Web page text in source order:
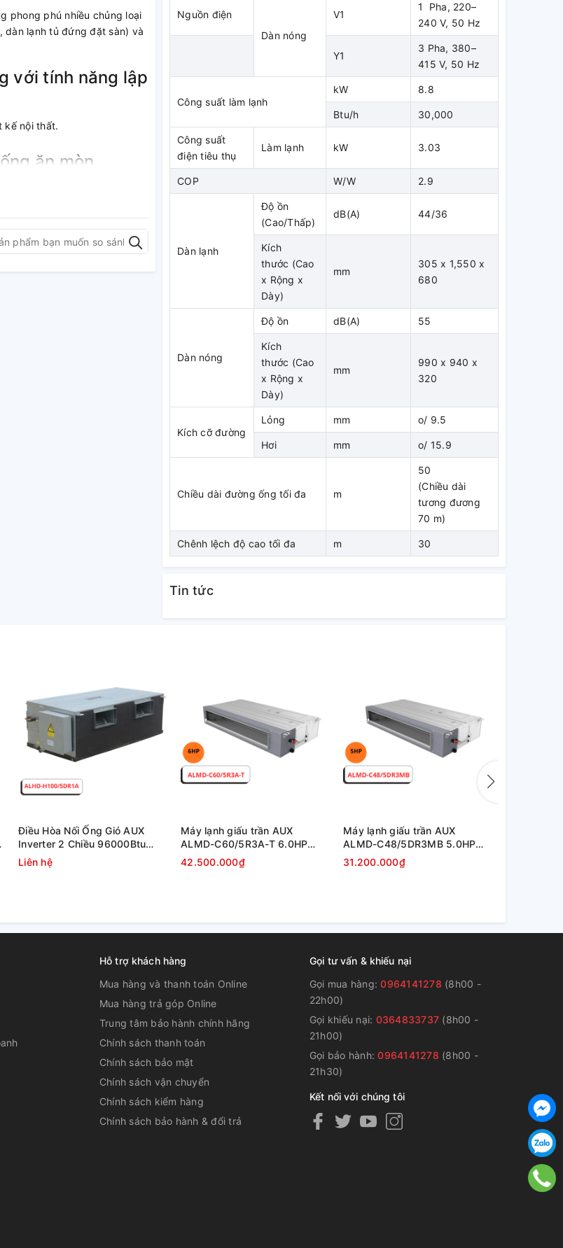
phong phú nhiều chủng loại
dàn lạnh tủ đứng đặt sàn) và
với tính năng lập
kế nội thất.
ăn mòn
do muối và ô nhiễm không
bằng acryl) được sử dụng
đến 45 dB(A).
Nguồn điện
Dàn nóng
V1
1 Pha, 220–
240 V, 50 Hz
Y1
3 Pha, 380–
415 V, 50 Hz
Công suất làm lạnh
kW 8.8
Btu/h 30,000
Công suất
điện tiêu thụ
Làm lạnh kW 3.03
COP W/W 2.9
Dàn lạnh
Độ ồn
(Cao/Thấp)
dB(A) 44/36
Kích
thước (Cao
x Rộng x
Dày)
mm
305 x 1,550 x
680
Dàn nóng
Độ ồn dB(A) 55
Kích
thước (Cao
x Rộng x
Dày)
mm
990 x 940 x
320
Kích cỡ đường
Lỏng mm o/ 9.5
Hơi mm o/ 15.9
Chiều dài đường ống tối đa m
50
(Chiều dài
tương đương
70 m)
Chênh lệch độ cao tối đa m 30
Tin tức
Điều Hòa Nối Ống Gió AUX
Inverter 2 Chiều 96000Btu
ALHD-H100/5DR1A
Liên hệ
Máy lạnh giấu trần AUX
ALMD-C60/5R3A-T 6.0HP
Inverter
42.500.000₫
Máy lạnh giấu trần AUX
ALMD-C48/5DR3MB 5.0HP
Inverter
31.200.000₫
Hỗ trợ khách hàng
Mua hàng và thanh toán Online
Mua hàng trả góp Online
Trung tâm bảo hành chính hãng
Chính sách thanh toán
Chính sách bảo mật
Chính sách vận chuyển
Chính sách kiểm hàng
Chính sách bảo hành & đổi trả
Gọi tư vấn & khiếu nại
Gọi mua hàng:0964141278 (8h00 -
22h00)
Gọi khiếu nại: 0364833737 (8h00 -
21h00)
Gọi bảo hành:0964141278 (8h00 -
21h30)
Kết nối với chúng tôi